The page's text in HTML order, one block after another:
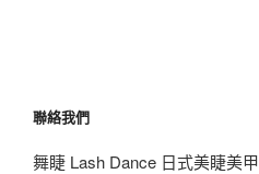
聯絡我們
舞睫 Lash Dance 日式美睫美甲